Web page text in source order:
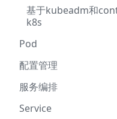
基于kubeadm和
k8s
Pod
配置管理
服务编排
Service